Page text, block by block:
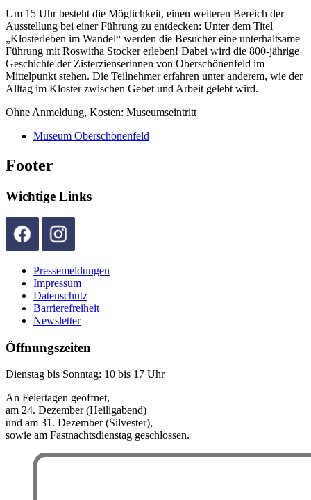
Um 15 Uhr besteht die Möglichkeit, einen weiteren Bereich der
Ausstellung bei einer Führung zu entdecken: Unter dem Titel
„Klosterleben im Wandel“ werden die Besucher eine unterhaltsame
Führung mit Roswitha Stocker erleben! Dabei wird die 800-jährige
Geschichte der Zisterzienserinnen von Oberschönenfeld im
Mittelpunkt stehen. Die Teilnehmer erfahren unter anderem, wie der
Alltag im Kloster zwischen Gebet und Arbeit gelebt wird.
Ohne Anmeldung, Kosten: Museumseintritt
Museum Oberschönenfeld
Footer
Wichtige Links
Pressemeldungen
Impressum
Datenschutz
Barrierefreiheit
Newsletter
Öffnungszeiten
Dienstag bis Sonntag: 10 bis 17 Uhr
An Feiertagen geöffnet,
am 24. Dezember (Heiligabend)
und am 31. Dezember (Silvester),
sowie am Fastnachtsdienstag geschlossen.